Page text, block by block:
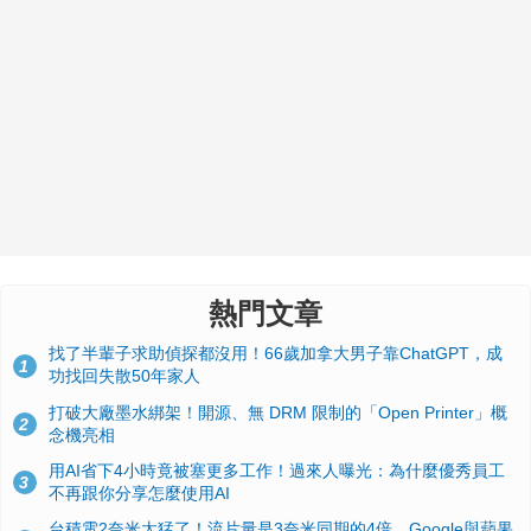
熱門文章
1
找了半輩子求助偵探都沒用！66歲加拿大男子靠ChatGPT，成
功找回失散50年家人
2
打破大廠墨水綁架！開源、無 DRM 限制的「Open Printer」概
念機亮相
3
用AI省下4小時竟被塞更多工作！過來人曝光：為什麼優秀員工
不再跟你分享怎麼使用AI